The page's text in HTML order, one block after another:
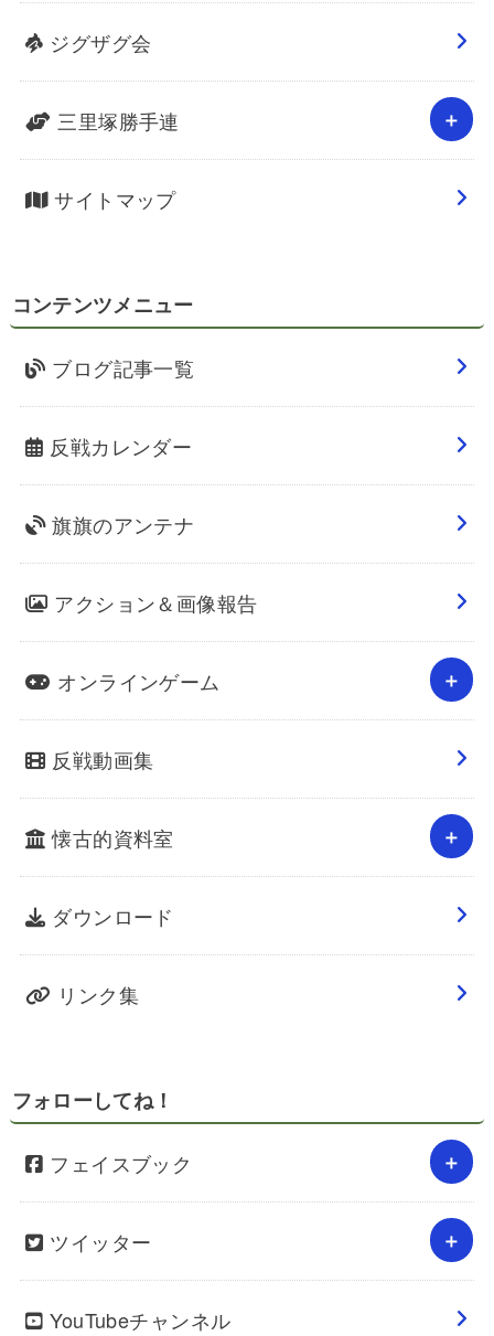
ジグザグ会
三里塚勝手連
サイトマップ
コンテンツメニュー
ブログ記事一覧
反戦カレンダー
旗旗のアンテナ
アクション＆画像報告
オンラインゲーム
反戦動画集
懐古的資料室
ダウンロード
リンク集
フォローしてね！
フェイスブック
ツイッター
YouTubeチャンネル